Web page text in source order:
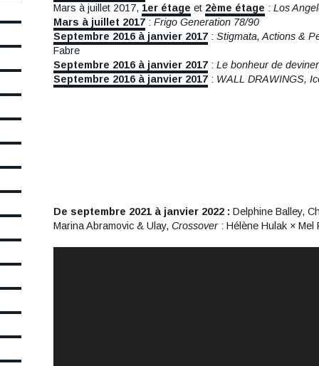
Mars à juillet 2017, 1er étage et 2ème étage : Los
Mars à juillet 2017 : Frigo Generation 78/90
Septembre 2016 à janvier 2017 : Stigmata, Actions &
Fabre
Septembre 2016 à janvier 2017 : Le bonheur de
Septembre 2016 à janvier 2017 : WALL DRAWINGS,
De septembre 2021 à janvier 2022 : Delphine Balley,
Marina Abramovic & Ulay, Crossover: Hélène Hulak × Mel